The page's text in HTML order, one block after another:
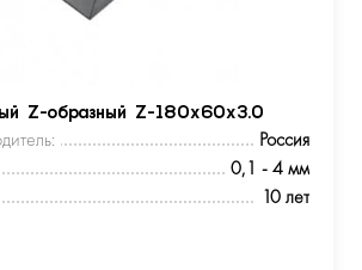
Z-образный Z-180х60х3.0
Россия
0,1 - 4 мм
10 лет